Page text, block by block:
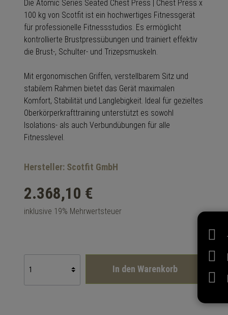
Die Atomic Series Seated Chest Press | Chest Press x
100 kg von Scotfit ist ein hochwertiges Fitnessgerät
für professionelle Fitnessstudios. Es ermöglicht
kontrollierte Brustpressübungen und trainiert effektiv
die Brust-, Schulter- und Trizepsmuskeln.
Mit ergonomischen Griffen, verstellbarem Sitz und
stabilem Rahmen bietet das Gerät maximalen
Komfort, Stabilität und Langlebigkeit. Ideal für gezieltes
Oberkörperkrafttraining unterstützt es sowohl
Isolations- als auch Verbundübungen für alle
Fitnesslevel.
Hersteller: Scotfit GmbH
2.368,10 €
inklusive 19% Mehrwertsteuer
In den Warenkorb